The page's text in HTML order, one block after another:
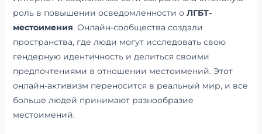
роль в повышении осведомленности о ЛГБТ-
местоимения. Онлайн-сообщества создали
пространства, где люди могут исследовать свою
гендерную идентичность и делиться своими
предпочтениями в отношении местоимений. Этот
онлайн-активизм переносится в реальный мир, и все
больше людей принимают разнообразие
местоимений.